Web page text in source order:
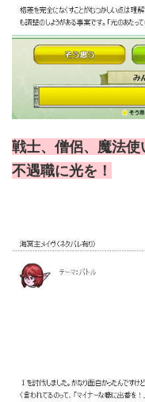
戦士、僧侶、魔法使
不遇職に光を！